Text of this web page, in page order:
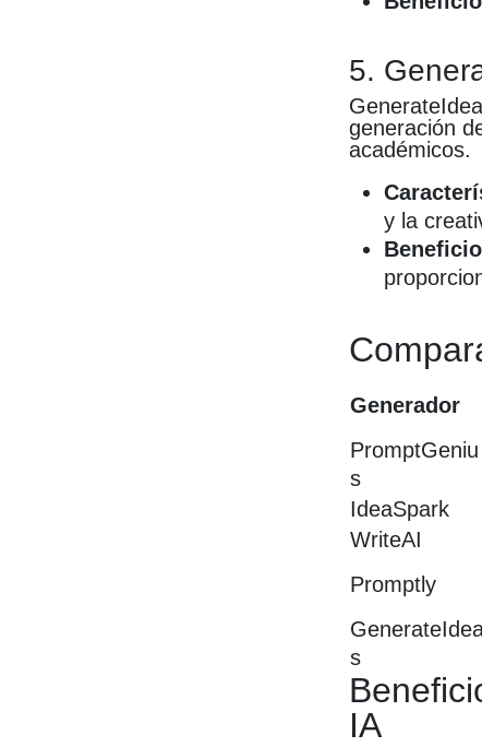
5.
generación
académicos.
y la
Generador
PromptGeniu
s
IdeaSpark
WriteAI
Promptly
s
IA